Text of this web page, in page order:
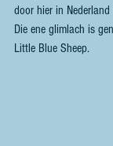
door hier in
Die ene glimlach is
Little Blue Sheep.